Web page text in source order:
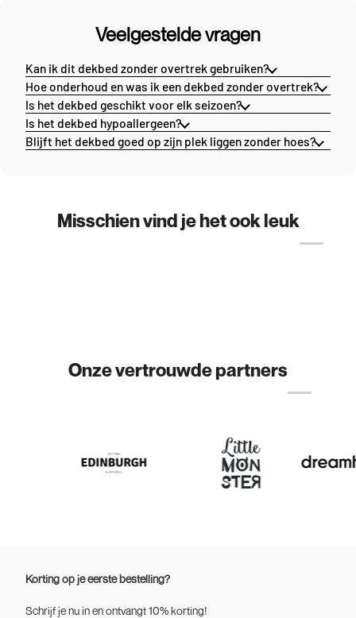
Veelgestelde vragen
Kan ik dit dekbed zonder overtrek gebruiken?
Hoe onderhoud en was ik een dekbed zonder overtrek?
Is het dekbed geschikt voor elk seizoen?
Is het dekbed hypoallergeen?
Blijft het dekbed goed op zijn plek liggen zonder hoes?
Misschien vind je het ook leuk
Onze vertrouwde partners
Korting op je eerste bestelling?
Schrijf je nu in en ontvangt 10% korting!